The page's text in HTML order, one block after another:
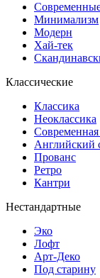
Минимализм
Модерн
Хай-тек
Классические
Классика
Неоклассика
Современная
Английский
Прованс
Ретро
Кантри
Нестандартные
Эко
Лофт
Арт-Деко
Под старину